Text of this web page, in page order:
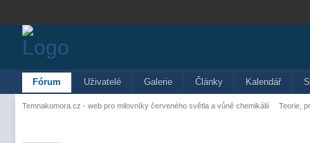
Fórum Uživatelé Galerie Články Kalendář
Temnakomora.cz - web pro milovníky červeného světla a vůně chemikálií Teorie,